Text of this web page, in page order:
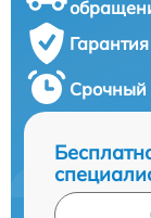
Срочный